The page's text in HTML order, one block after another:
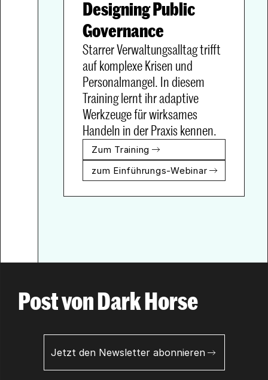
Designing Public
Starrer Verwaltungsalltag trifft
auf komplexe Krisen und
Personalmangel. In diesem
Training lernt ihr adaptive
Werkzeuge für wirksames
Handeln in der Praxis kennen.
Zum Training
zum Einführungs-Webinar
Post von Dark Horse
Jetzt den Newsletter abonnieren